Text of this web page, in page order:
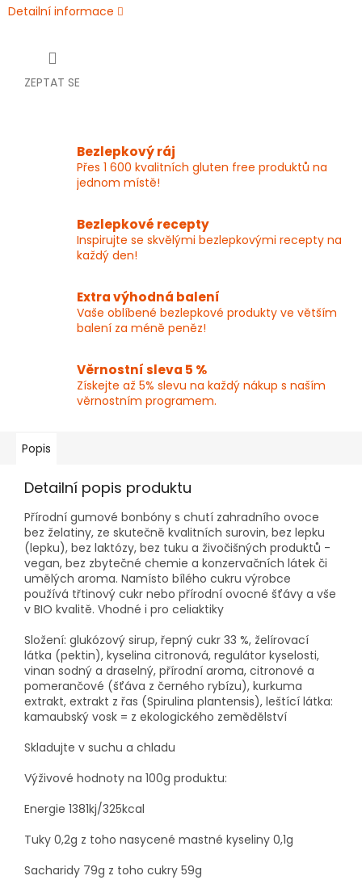
Detailní informace
ZEPTAT SE
Bezlepkový ráj
Přes 1 600 kvalitních gluten free produktů na
jednom místě!
Bezlepkové recepty
Inspirujte se skvělými bezlepkovými recepty na
každý den!
Extra výhodná balení
Vaše oblíbené bezlepkové produkty ve větším
balení za méně peněz!
Věrnostní sleva 5 %
Získejte až 5% slevu na každý nákup s naším
věrnostním programem.
Popis
Detailní popis produktu
Přírodní gumové bonbóny s chutí zahradního ovoce
bez želatiny, ze skutečně kvalitních surovin, bez lepku
(lepku), bez laktózy, bez tuku a živočišných produktů -
vegan, bez zbytečné chemie a konzervačních látek či
umělých aroma. Namísto bílého cukru výrobce
používá třtinový cukr nebo přírodní ovocné šťávy a vše
v BIO kvalitě. Vhodné i pro celiaktiky
Složení: glukózový sirup, řepný cukr 33 %, želírovací
látka (pektin), kyselina citronová, regulátor kyselosti,
vinan sodný a draselný, přírodní aroma, citronové a
pomerančové (šťáva z černého rybízu), kurkuma
extrakt, extrakt z řas (Spirulina plantensis), leštící látka:
kamaubský vosk = z ekologického zemědělství
Skladujte v suchu a chladu
Výživové hodnoty na 100g produktu:
Energie 1381kj/325kcal
Tuky 0,2g z toho nasycené mastné kyseliny 0,1g
Sacharidy 79g z toho cukry 59g